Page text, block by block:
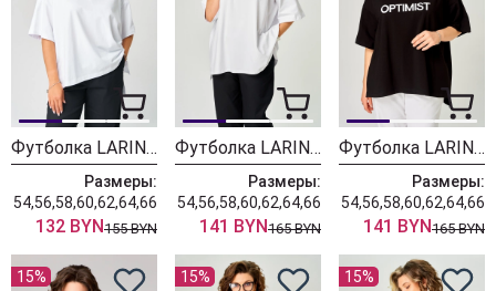
Футболка LARINI 090 белый
Размеры:
54,56,58,60,62,64,66
132 BYN155 BYN
Футболка LARINI 086 белый optimist
Размеры:
54,56,58,60,62,64,66
141 BYN165 BYN
Футболка LARINI 086 черный optimist
Размеры:
54,56,58,60,62,64,66
141 BYN165 BYN
15% 15% 15%